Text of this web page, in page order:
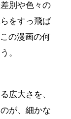
別や色々の
をすっ飛ば
の漫画の何
。
広大さを、
が、細かな